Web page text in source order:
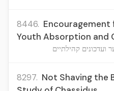
8446.
Youth Absorption and
ועדכונים קהילתיים
8297. Not Shaving the